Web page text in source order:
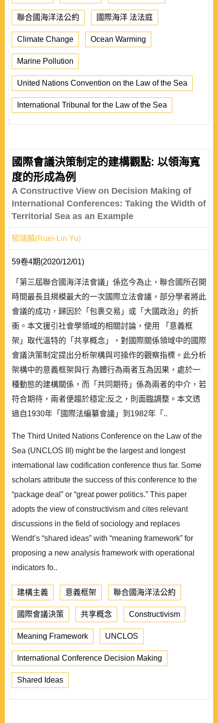
聯合國海洋法公約 國際海洋 法法庭
Climate Change Ocean Warming
Marine Pollution
United Nations Convention on the Law of the Sea
International Tribunal for the Law of the Sea
國際會議決策制定的建構觀點: 以領海寬
度的形成為例
A Constructive View on Decision Making of
International Conferences: Taking the Width of
Territorial Sea as an Example
郁瑞麟(Ruei-Lin Yu)
59卷4期(2020/12/01)
「第三屆聯合國海洋法會議」係迄今為止，聯合國所召開
時間最長且規模最大的一次國際立法會議，部分學者將此
會議的成功，歸因於「包裹交易」或「大國政治」的折
衝。本文援引社會學領域的相關討論，使用 「意義框
架」取代溫特的「共享概念」，對國際關係領域中的國際
會議決策制定提出分析架構與可操作的觀察指標。此分析
架構中的意義框架與行 為體行為兩者互為因果，處於一
種動態的建構關係，而「共同期待」係為兩者的中介，若
符合期待，兩者便趨於穩定;反之，則面臨調整。本文透
過自1930年「國際法編纂會議」到1982年「..
The Third United Nations Conference on the Law of the
Sea (UNCLOS III) might be the largest and longest
international law codification conference thus far. Some
scholars attribute the success of this conference to the
“package deal” or “great power politics.” This paper
adopts the view of constructivism and cites relevant
discussions in the field of sociology and replaces
Wendt’s “shared ideas” with “meaning framework” for
proposing a new analysis framework with operational
indicators fo..
建構主義 意義框架 聯合國海洋法公約
國際會議決策 共享概念 Constructivism
Meaning Framework UNCLOS
International Conference Decision Making
Shared Ideas